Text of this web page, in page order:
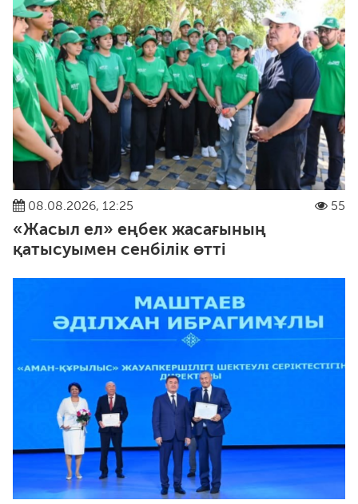
08.08.2026, 12:25 55
«Жасыл ел» еңбек жасағының
қатысуымен сенбілік өтті